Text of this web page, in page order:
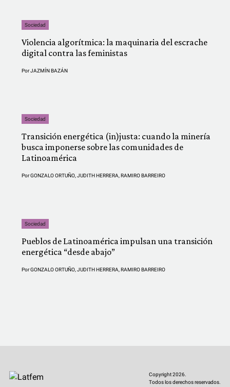
Sociedad
Violencia algorítmica: la maquinaria del escrache
digital contra las feministas
PorJAZMÍN BAZÁN
Sociedad
Transición energética (in)justa: cuando la minería
busca imponerse sobre las comunidades de
Latinoamérica
PorGONZALO ORTUÑO JUDITH HERRERA RAMIRO BARREIRO
Sociedad
Pueblos de Latinoamérica impulsan una transición
energética “desde abajo”
PorGONZALO ORTUÑO JUDITH HERRERA RAMIRO BARREIRO
Copyright 2026.
Todos los derechos reservados.